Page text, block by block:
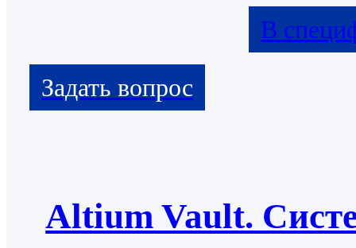
В
Altium Vault.